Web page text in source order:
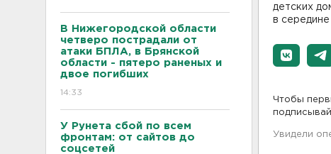
В Нижегородской области
четверо пострадали от
атаки БПЛА, в Брянской
области - пятеро раненых и
двое погибших
14:33
У Рунета сбой по всем
фронтам: от сайтов до
соцсетей
детских
в середине
Чтобы
Увидели